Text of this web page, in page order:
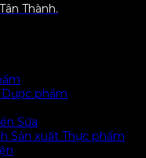
Thành.
phẩm
Sữa
Sản xuất Thực phẩm